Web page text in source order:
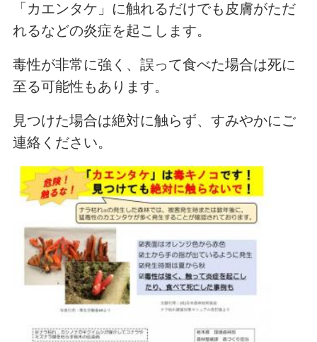
「カエンタケ」に触れるだけでも皮膚がただ
れるなどの炎症を起こします。
毒性が非常に強く、誤って食べた場合は死に
至る可能性もあります。
見つけた場合は絶対に触らず、すみやかにご
連絡ください。